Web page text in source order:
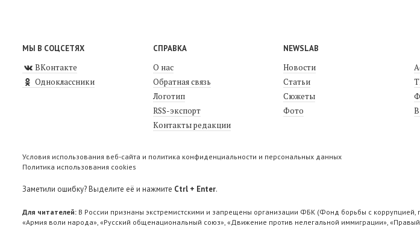
МЫ В СОЦСЕТЯХ
ВКонтакте
Одноклассники
СПРАВКА
О нас
Обратная связь
Логотип
RSS-экспорт
Контакты редакции
NEWSLAB
Новости
Статьи
Сюжеты
Фото
Условия использования веб-сайта и политика конфиденциальности и персональных данных
Политика использования cookies
Заметили ошибку? Выделите её и нажмите Ctrl + Enter.
Для читателей: В России признаны экстремистскими и запрещены организации ФБК (Фонд борьбы с
«Армия воли народа», «Русский общенациональный союз», «Движение против нелегальной иммиграции»,